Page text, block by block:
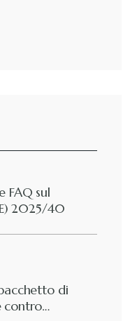
FAQ sul
2025/40
di
contro…